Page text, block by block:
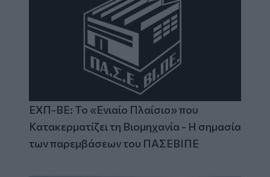
ΕΧΠ-ΒΕ: Το «Ενιαίο Πλαίσιο» που
Κατακερματίζει τη Βιομηχανία - Η σημασία
των παρεμβάσεων του ΠΑΣΕΒΙΠΕ